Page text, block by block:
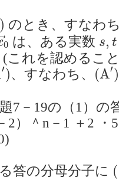
)
) のとき、すなわ
0
x 0→
は、ある実数 s, t
s, t
(これを認めるこ
′)、すなわち、 (A′)
(A′)
7－19の（1）の
2）＾n－1 ＋2
答の分母分子に (
(